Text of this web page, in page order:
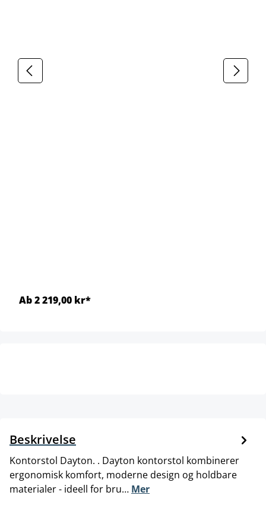
Ab 2 219,00 kr*
Beskrivelse
Kontorstol Dayton. . Dayton kontorstol kombinerer
ergonomisk komfort, moderne design og holdbare
materialer - ideell for bru… Mer